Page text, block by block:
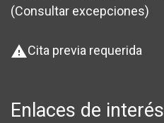
(Consultar excepciones)
warningCita previa requerida
Enlaces de interés